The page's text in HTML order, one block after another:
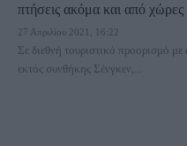
πτήσεις ακόμα και από χώρες
27 Απριλίου 2021, 16:22
Σε διεθνή τουριστικό προορισμό
εκτός συνθήκης Σένγκεν,...